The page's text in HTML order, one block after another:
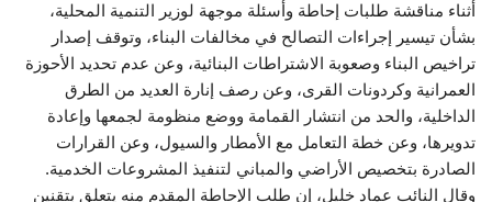
أثناء مناقشة طلبات إحاطة وأسئلة موجهة لوزير التنمية المحلية،
بشأن تيسير إجراءات التصالح في مخالفات البناء، وتوقف إصدار
تراخيص البناء وصعوبة الاشتراطات البنائية، وعن عدم تحديد الأحوزة
العمرانية وكردونات القرى، وعن رصف إنارة العديد من الطرق
الداخلية، والحد من انتشار القمامة ووضع منظومة لجمعها وإعادة
تدويرها، وعن خطة التعامل مع الأمطار والسيول، وعن القرارات
الصادرة بتخصيص الأراضي والمباني لتنفيذ المشروعات الخدمية.
وقال النائب عماد خليل، إن طلب الإحاطة المقدم منه يتعلق بتقنين